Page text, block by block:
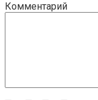
Комментарий